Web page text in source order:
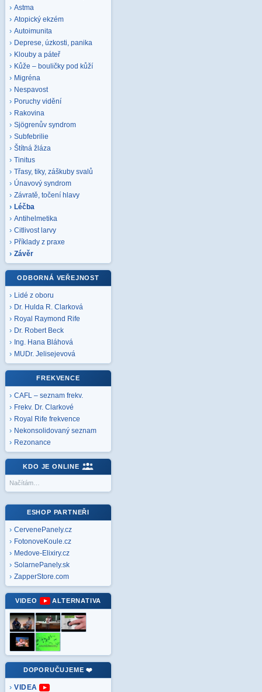
Astma
Atopický ekzém
Autoimunita
Deprese, úzkosti, panika
Klouby a páteř
Kůže – bouličky pod kůží
Migréna
Nespavost
Poruchy vidění
Rakovina
Sjögrenův syndrom
Subfebrilie
Štítná žláza
Tinitus
Třasy, tiky, záškuby svalů
Únavový syndrom
Závratě, točení hlavy
Léčba
Antihelmetika
Citlivost larvy
Příklady z praxe
Závěr
ODBORNÁ VEŘEJNOST
Lidé z oboru
Dr. Hulda R. Clarková
Royal Raymond Rife
Dr. Robert Beck
Ing. Hana Bláhová
MUDr. Jelisejevová
FREKVENCE
CAFL – seznam frekv.
Frekv. Dr. Clarkové
Royal Rife frekvence
Nekonsolidovaný seznam
Rezonance
KDO JE ONLINE
Načítám…
ESHOP PARTNEŘI
CervenePanely.cz
FotonoveKoule.cz
Medove-Elixiry.cz
SolarnePanely.sk
ZapperStore.com
VIDEO ALTERNATIVA
DOPORUČUJEME ❤️
VIDEA